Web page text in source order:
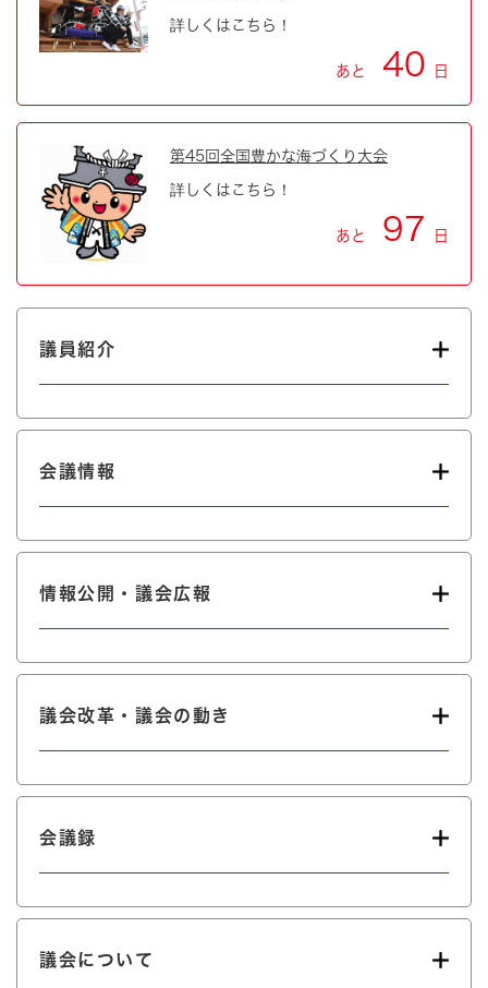
詳しくはこちら！
あと 40 日
第45回全国豊かな海づくり大会
詳しくはこちら！
あと 97 日
議員紹介
会議情報
情報公開・議会広報
議会改革・議会の動き
会議録
議会について